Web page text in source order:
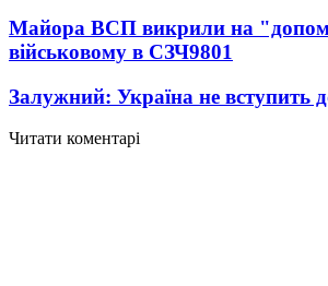
Майора ВСП викрили на
військовому в СЗЧ9801
Залужний: Україна не вступить
Читати коментарі